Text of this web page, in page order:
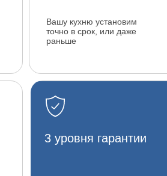
Вашу кухню установим
точно в срок, или даже
раньше
3 уровня гарантии